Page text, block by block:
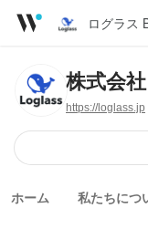
ログラス
株式会
https://loglass.jp
ホーム 私たちにつ